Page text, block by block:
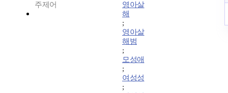
주제어
영아살
해
;
영아살
해범
;
모성애
;
여성성
;